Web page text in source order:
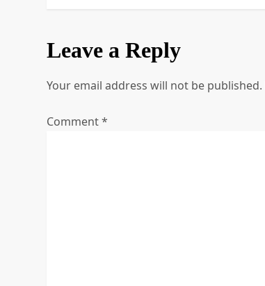
t
n
Leave a Reply
Your email address will not be published.
Comment*